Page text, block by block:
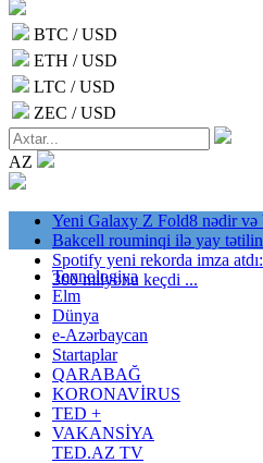
BTC / USD
ETH / USD
LTC / USD
ZEC / USD
AZ
Yeni Galaxy Z Fold8 nədir
Bakcell rouminqi ilə yay
Spotify yeni rekorda imza
300 milyonu keçdi ...
Texnologiya
Elm
Dünya
e-Azərbaycan
Startaplar
QARABAĞ
KORONAVİRUS
TED +
VAKANSİYA
TED.AZ TV